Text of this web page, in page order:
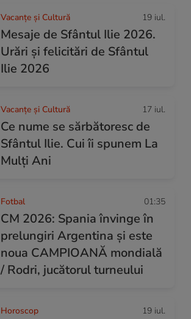
Vacanțe și Cultură 19 iul.
Mesaje de Sfântul Ilie 2026.
Urări și felicitări de Sfântul
Ilie 2026
Vacanțe și Cultură 17 iul.
Ce nume se sărbătoresc de
Sfântul Ilie. Cui îi spunem La
Mulți Ani
Fotbal 01:35
CM 2026: Spania învinge în
prelungiri Argentina și este
noua CAMPIOANĂ mondială
/ Rodri, jucătorul turneului
Horoscop 19 iul.